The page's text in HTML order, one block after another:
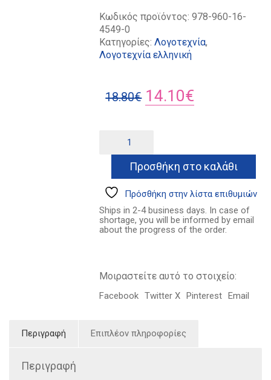
Κωδικός προϊόντος:978-960-16-
4549-0
Κατηγορίες:Λογοτεχνία,
Λογοτεχνία ελληνική
18.80€ Original
18.80€.
14.10€
είναι:
14.10€.
κόκκινα
μαλλιά
ποσότηταΠροσθήκη στο καλάθι
Πρόσθήκη στην λίστα επιθυμιών
Ships in 2-4 business days. In case of
shortage, you will be informed by email
about the progress of the order.
Μοιραστείτε αυτό το στοιχείο:
Facebook Twitter X Pinterest Email
Περιγραφή Επιπλέον πληροφορίες
Περιγραφή